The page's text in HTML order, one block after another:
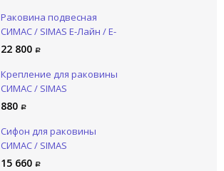
Раковина подвесная
СИМАС / SIMAS Е-Лайн / E-
LINE EL 05 bia/1 hole
22 800
Крепление для раковины
СИМАС / SIMAS
КОМПЛЕКТУЮЩИЕ F 89
880
Сифон для раковины
СИМАС / SIMAS
КОМПЛЕКТУЮЩИЕ SIF 270
15 660